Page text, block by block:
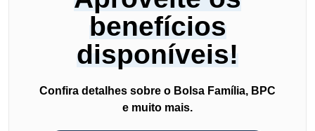
benefícios
disponíveis!
Confira detalhes sobre o Bolsa Família, BPC
e muito mais.